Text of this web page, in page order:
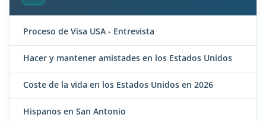
Proceso de Visa USA - Entrevista
Hacer y mantener amistades en los Estados Unidos
Coste de la vida en los Estados Unidos en 2026
Hispanos en San Antonio